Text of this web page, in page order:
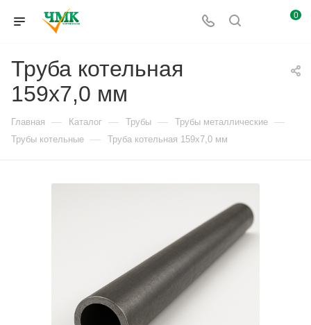
0
Труба котельная
159х7,0 мм
Главная — Каталог — Трубы — Трубы металлические —
Трубы котельные — Труба котельная 159х7,0 мм